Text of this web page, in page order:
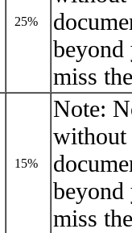
25%
beyond
miss
15%
Note:
without
beyond
miss